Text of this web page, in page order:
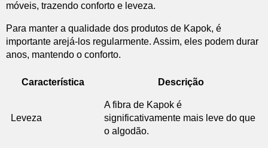
móveis, trazendo conforto e leveza.
Para manter a qualidade dos produtos de Kapok, é
importante arejá-los regularmente. Assim, eles podem durar
anos, mantendo o conforto.
Característica Descrição
Leveza
A fibra de Kapok é
significativamente mais leve do que
o algodão.